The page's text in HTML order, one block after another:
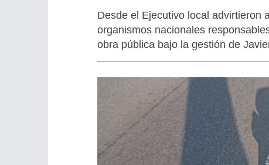
Desde el Ejecutivo local advirtieron
organismos nacionales
obra pública bajo la gestión de